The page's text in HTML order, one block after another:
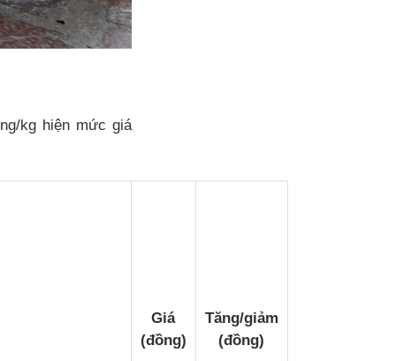
kg hiện mức giá
Giá
(đồng)
Tăng/giảm
(đồng)